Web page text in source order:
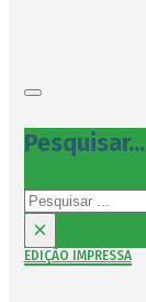
Pesquisar...
Pesquisar
×
EDIÇÃO IMPRESSA